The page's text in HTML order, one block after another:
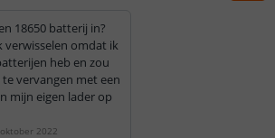
18650 batterij in?
verwisselen omdat ik
heb en zou
vervangen met een
mijn eigen lader op
2022